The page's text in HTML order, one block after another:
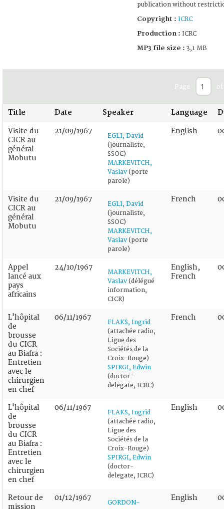
publication without
Copyright : ICRC
Production : ICRC
MP3 file size : 3,1 MB
Page of
Title Date Speaker Language
Visite du
CICR au
général
Mobutu
21/09/1967
EGLI, David
(journaliste,
SSOC)
MARKEVITCH,
Vaslav (porte
parole)
English
Visite du
CICR au
général
Mobutu
21/09/1967
EGLI, David
(journaliste,
SSOC)
MARKEVITCH,
Vaslav (porte
parole)
French
Appel
lancé aux
pays
africains
24/10/1967
MARKEVITCH,
Vaslav (délégué
information,
CICR)
English,
French
L'hôpital
de
brousse
du CICR
au Biafra :
Entretien
avec le
chirurgien
en chef
06/11/1967
FLAKS, Ingrid
(attachée radio,
Ligue des
Sociétés de la
Croix-Rouge)
SPIRGI, Edwin
(doctor-
delegate, ICRC)
French
L'hôpital
de
brousse
du CICR
au Biafra :
Entretien
avec le
chirurgien
en chef
06/11/1967
FLAKS, Ingrid
(attachée radio,
Ligue des
Sociétés de la
Croix-Rouge)
SPIRGI, Edwin
(doctor-
delegate, ICRC)
English
Retour de
mission
01/12/1967
GORDON-
English